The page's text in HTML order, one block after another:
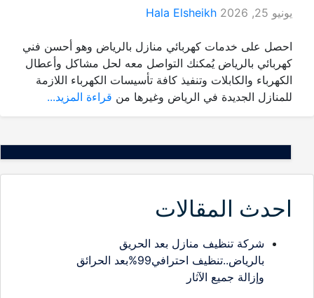
يونيو 25, 2026 Hala Elsheikh
احصل على خدمات كهربائي منازل بالرياض وهو أحسن فني
كهربائي بالرياض يُمكنك التواصل معه لحل مشاكل وأعطال
الكهرباء والكابلات وتنفيذ كافة تأسيسات الكهرباء اللازمة
للمنازل الجديدة في الرياض وغيرها من قراءة المزيد...
احدث المقالات
شركة تنظيف منازل بعد الحريق
بالرياض..تنظيف احترافي99%بعد الحرائق
وإزالة جميع الآثار